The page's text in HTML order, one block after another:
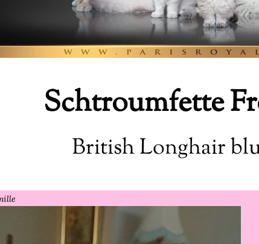
Schtroumfette
British Longhair